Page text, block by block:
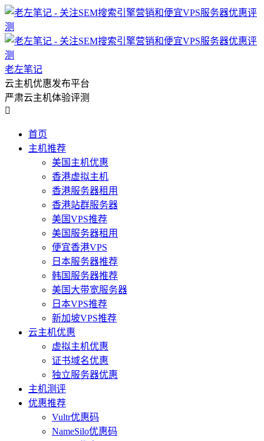
老左笔记
云主机优惠发布平台
严肃云主机体验评测

首页
主机推荐
美国主机优惠
香港虚拟主机
香港服务器租用
香港站群服务器
美国VPS推荐
美国服务器租用
便宜香港VPS
日本服务器推荐
韩国服务器推荐
美国大带宽服务器
日本VPS推荐
新加坡VPS推荐
云主机优惠
虚拟主机优惠
证书域名优惠
独立服务器优惠
主机测评
优惠推荐
Vultr优惠码
NameSilo优惠码